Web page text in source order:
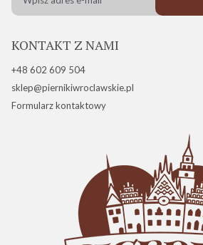
KONTAKT Z NAMI
+48 602 609 504
sklep@piernikiwroclawskie.pl
Formularz kontaktowy